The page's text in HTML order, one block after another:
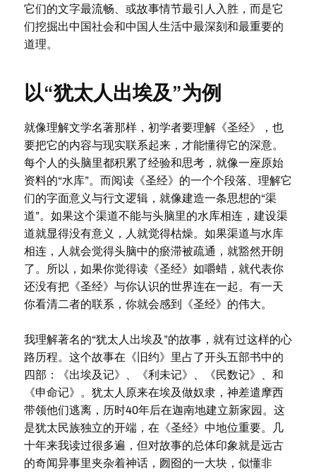
它们的文字最流畅、或故事情节最引人入胜，而是它
们挖掘出中国社会和中国人生活中最深刻和最重要的
道理。
以“犹太人出埃及”为例
就像理解文学名著那样，初学者要理解《圣经》，也
要把它的内容与现实联系起来，才能懂得它的深意。
每个人的头脑里都积累了经验和思考，就像一座原始
资料的“水库”。而阅读《圣经》的一个个段落、理解它
们的字面意义与行文逻辑，就像建造一条思想的“渠
道”。如果这个渠道不能与头脑里的水库相连，建设渠
道就显得没有意义，人就觉得枯燥。如果渠道与水库
相连，人就会觉得头脑中的瘀滞被疏通，就豁然开朗
了。所以，如果你觉得读《圣经》如嚼蜡，就代表你
还没有把《圣经》与你认识的世界连在一起。有一天
你看清二者的联系，你就会感到《圣经》的伟大。
我理解著名的“犹太人出埃及”的故事，就有过这样的心
路历程。这个故事在《旧约》里占了开头五部书中的
四部：《出埃及记》、《利未记》、《民数记》、和
《申命记》。犹太人原来在埃及做奴隶，神差遣摩西
带领他们逃离，历时40年后在迦南地建立新家园。这
是犹太民族独立的开端，在《圣经》中地位重要。几
十年来我读过很多遍，但对故事的总体印象就是远古
的奇闻异事里夹杂着神话，囫囵的一大块，似懂非